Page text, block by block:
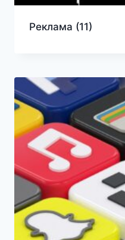
Реклама (11)